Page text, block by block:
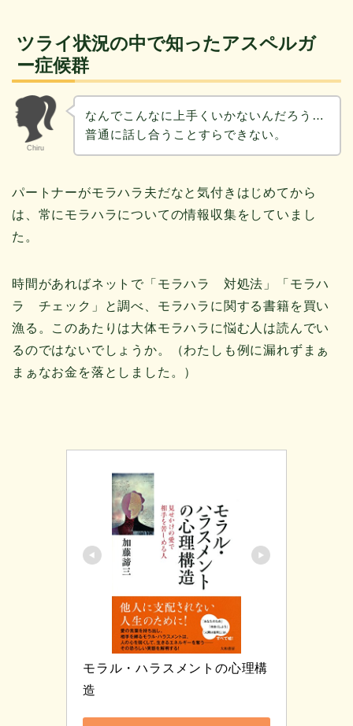
ツライ状況の中で知ったアスペルガ
ー症候群
Chiru
なんでこんなに上手くいかないんだろう…
普通に話し合うことすらできない。
パートナーがモラハラ夫だなと気付きはじめてから
は、常にモラハラについての情報収集をしていまし
た。
時間があればネットで「モラハラ 対処法」「モラハ
ラ チェック」と調べ、モラハラに関する書籍を買い
漁る。このあたりは大体モラハラに悩む人は読んでい
るのではないでしょうか。（わたしも例に漏れずまぁ
まぁなお金を落としました。）
モラル・ハラスメントの心理構
造